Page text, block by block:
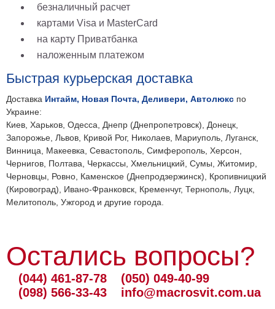
размеров
Наши
работы
безналичный расчет
картами Visa и MasterCard
на карту Приватбанка
наложенным платежом
Быстрая курьерская доставка
Доставка Интайм, Новая Почта, Деливери, Автолюкс по
Украине:
Киев, Харьков, Одесса, Днепр (Днепропетровск), Донецк,
Запорожье, Львов, Кривой Рог, Николаев, Мариуполь, Луганск,
Винница, Макеевка, Севастополь, Симферополь, Херсон,
Чернигов, Полтава, Черкассы, Хмельницкий, Сумы, Житомир,
Черновцы, Ровно, Каменское (Днепродзержинск), Кропивницкий
(Кировоград), Ивано-Франковск, Кременчуг, Тернополь, Луцк,
Мелитополь, Ужгород и другие города.
Остались вопросы?
(044) 461-87-78
(098) 566-33-43
(050) 049-40-99
info@macrosvit.com.ua